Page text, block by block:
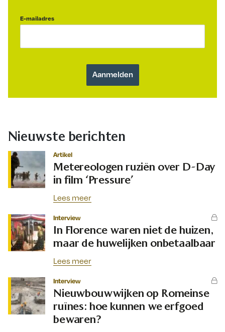
E-mailadres
Nieuwste berichten
Artikel
Metereologen ruziën over D-Day
in film ‘Pressure’
Lees meer
Interview
In Florence waren niet de huizen,
maar de huwelijken onbetaalbaar
Lees meer
Interview
Nieuwbouwwijken op Romeinse
ruïnes: hoe kunnen we erfgoed
bewaren?